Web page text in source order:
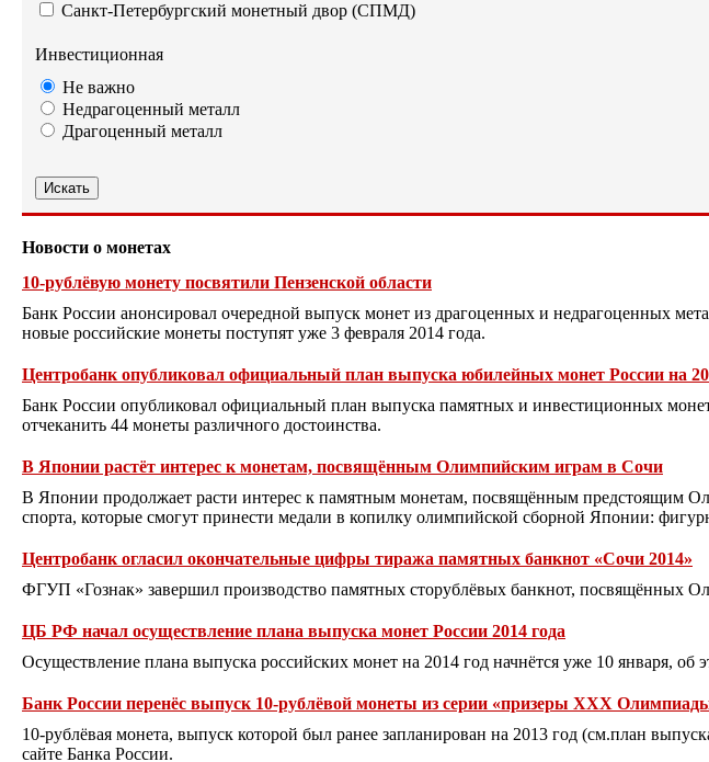
Санкт-Петербургский монетный двор (СПМД)
Инвестиционная
Не важно
Недрагоценный металл
Драгоценный металл
Новости о монетах
10-рублёвую монету посвятили Пензенской области
Банк России анонсировал очередной выпуск монет из драгоценных и недрагоценных
новые российские монеты поступят уже 3 февраля 2014 года.
Центробанк опубликовал официальный план выпуска юбилейных монет России на
Банк России опубликовал официальный план выпуска памятных и инвестиционных
отчеканить 44 монеты различного достоинства.
В Японии растёт интерес к монетам, посвящённым Олимпийским играм в Сочи
В Японии продолжает расти интерес к памятным монетам, посвящённым предстоящим
спорта, которые смогут принести медали в копилку олимпийской сборной Японии:
Центробанк огласил окончательные цифры тиража памятных банкнот «Сочи 2014»
ФГУП «Гознак» завершил производство памятных сторублёвых банкнот, посвящённых
ЦБ РФ начал осуществление плана выпуска монет России 2014 года
Осуществление плана выпуска российских монет на 2014 год начнётся уже 10 января, об
Банк России перенёс выпуск 10-рублёвой монеты из серии «призеры ХХХ Олимпиады
10-рублёвая монета, выпуск которой был ранее запланирован на 2013 год (см.план
сайте Банка России.